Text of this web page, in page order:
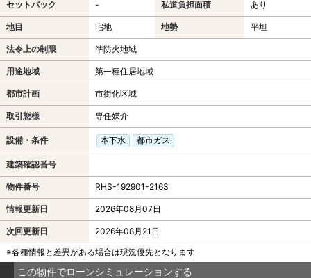
セットバック - 私道負担面積 あり
地目 宅地 地勢 平坦
法令上の制限 準防火地域
用途地域 第一種住居地域
都市計画 市街化区域
取引態様 専任媒介
設備・条件 本下水 都市ガス
建築確認番号
物件番号 RHS-192901-2163
情報更新日 2026年08月07日
次回更新日
2026年08月21日
※各種情報と差異がある場合は現況優先となります
この物件でローンシミュレーションする